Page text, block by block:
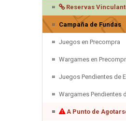
Reservas
Campaña de Fundas
Juegos en Precompra
Wargames en
Juegos Pendientes de
Wargames Pendientes
A Punto de